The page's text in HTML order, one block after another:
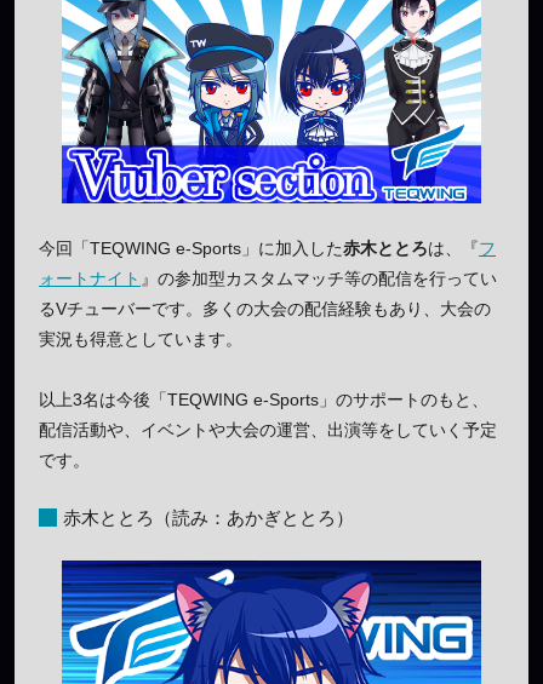
今回「TEQWING e-Sports」に加入した赤木ととろは、『フ
ォートナイト 』の参加型カスタムマッチ等の配信を行ってい
るVチューバーです。多くの大会の配信経験もあり、大会の
実況も得意としています。
以上3名は今後「TEQWING e-Sports」のサポートのもと、
配信活動や、イベントや大会の運営、出演等をしていく予定
です。
赤木ととろ（読み：あかぎととろ）